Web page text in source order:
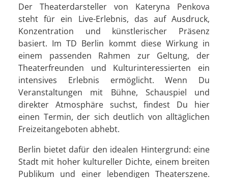
Der Theaterdarsteller von Kateryna Penkova
steht für ein Live-Erlebnis, das auf Ausdruck,
Konzentration und künstlerischer Präsenz
basiert. Im TD Berlin kommt diese Wirkung in
einem passenden Rahmen zur Geltung, der
Theaterfreunden und Kulturinteressierten ein
intensives Erlebnis ermöglicht. Wenn Du
Veranstaltungen mit Bühne, Schauspiel und
direkter Atmosphäre suchst, findest Du hier
einen Termin, der sich deutlich von alltäglichen
Freizeitangeboten abhebt.
Berlin bietet dafür den idealen Hintergrund: eine
Stadt mit hoher kultureller Dichte, einem breiten
Publikum und einer lebendigen Theaterszene.